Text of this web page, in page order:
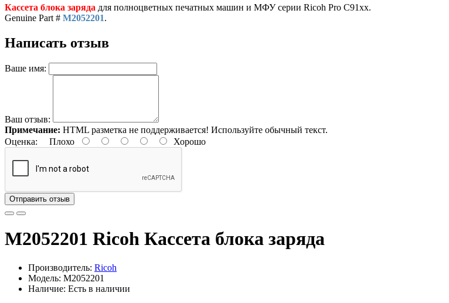
Кассета блока заряда для полноцветных печатных машин и МФУ серии Ricoh Pro C91xx.
Genuine Part # M2052201.
Написать отзыв
Ваше имя:
Ваш отзыв:
Примечание: HTML разметка не поддерживается! Используйте обычный текст.
Оценка: Плохо Хорошо
Отправить отзыв
M2052201 Ricoh Кассета блока заряда
Производитель: Ricoh
Модель: M2052201
Наличие: Есть в наличии